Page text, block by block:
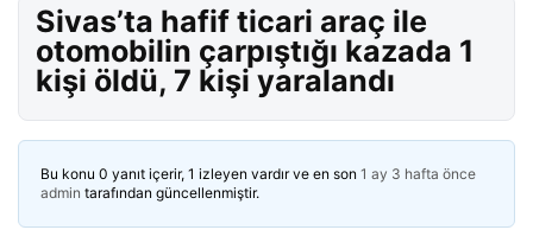
Sivas’ta hafif ticari araç ile
otomobilin çarpıştığı kazada 1
kişi öldü, 7 kişi yaralandı
Bu konu 0 yanıt içerir, 1 izleyen vardır ve en son 1 ay 3 hafta önce
admin tarafından güncellenmiştir.